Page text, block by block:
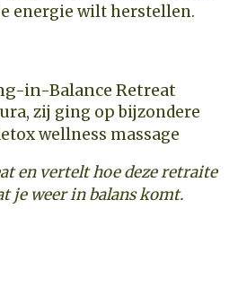
energie wilt herstellen.
in-Balance Retreat
en vertelt hoe deze retraite
je weer in balans komt.